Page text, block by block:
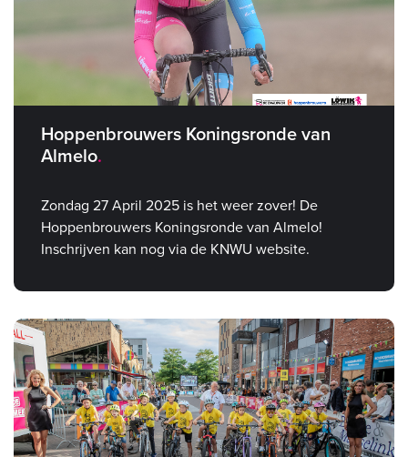
Hoppenbrouwers Koningsronde van
Almelo
Zondag 27 April 2025 is het weer zover! De
Hoppenbrouwers Koningsronde van Almelo!
Inschrijven kan nog via de KNWU website.